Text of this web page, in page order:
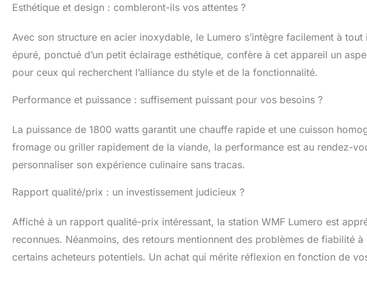
Esthétique et design : combleront-ils vos attentes ?
Avec son structure en acier inoxydable, le Lumero s’intègre facilement à
épuré, ponctué d’un petit éclairage esthétique, confère à cet appareil un
pour ceux qui recherchent l’alliance du style et de la fonctionnalité.
Performance et puissance : suffisement puissant pour vos besoins ?
La puissance de 1800 watts garantit une chauffe rapide et une cuisson
fromage ou griller rapidement de la viande, la performance est au rendez-
personnaliser son expérience culinaire sans tracas.
Rapport qualité/prix : un investissement judicieux ?
Affiché à un rapport qualité-prix intéressant, la station WMF Lumero est
reconnues. Néanmoins, des retours mentionnent des problèmes de fiabilité
certains acheteurs potentiels. Un achat qui mérite réflexion en fonction de